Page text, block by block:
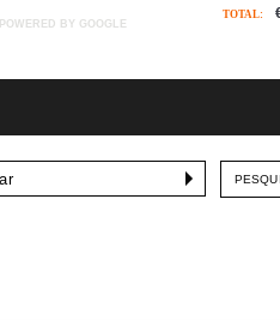
POWERED BY GOOGLE
TOTAL: